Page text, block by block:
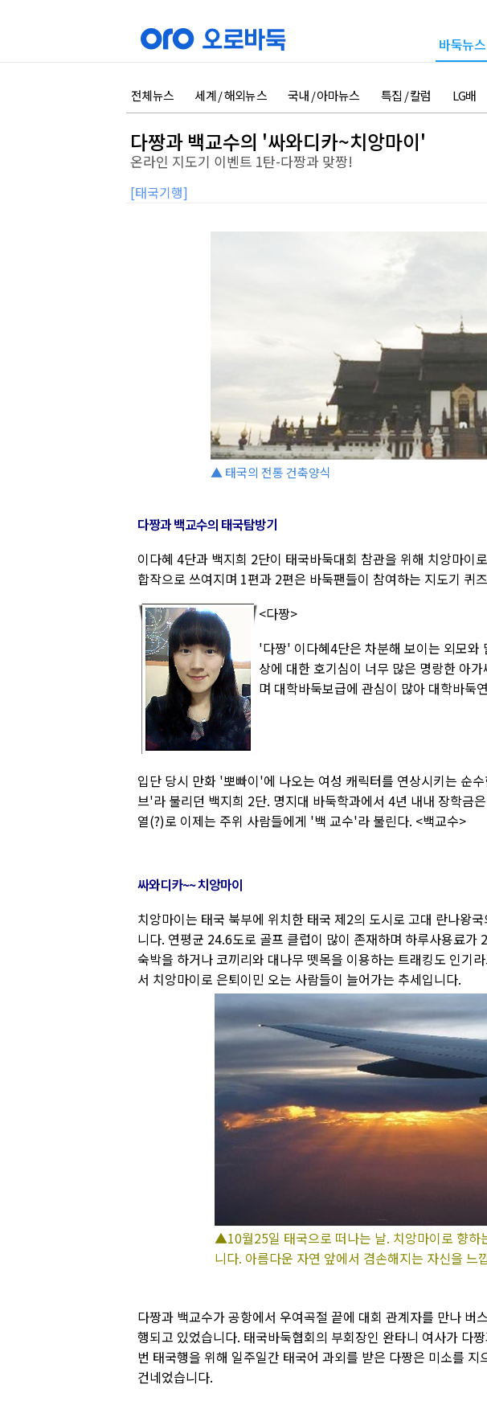
바둑뉴스
전체뉴스 세계 / 해외뉴스 국내 / 아마뉴스 특집 / 칼럼 LG배
다짱과 백교수의 '싸와디카~치앙마이'
온라인 지도기 이벤트 1탄-다짱과 맞짱!
[태국기행]
▲ 태국의 전통 건축양식
다짱과 백교수의 태국탐방기
이다혜 4단과 백지희 2단이 태국바둑대회 참관을 위해 치앙마이
합작으로 쓰여지며 1편과 2편은 바둑팬들이 참여하는 지도기 퀴
<다짱>
'다짱' 이다혜4단은 차분해 보이는 외모와
상에 대한 호기심이 너무 많은 명랑한 아
며 대학바둑보급에 관심이 많아 대학바둑
입단 당시 만화 '뽀빠이'에 나오는 여성 캐릭터를 연상시키는 순
브'라 불리던 백지희 2단. 명지대 바둑학과에서 4년 내내 장학금
열(?)로 이제는 주위 사람들에게 '백 교수'라 불린다. <백교수>
싸와디카~~ 치앙마이
치앙마이는 태국 북부에 위치한 태국 제2의 도시로 고대 란나왕
니다. 연평균 24.6도로 골프 클럽이 많이 존재하며 하루사용료가
숙박을 하거나 코끼리와 대나무 뗏목을 이용하는 트래킹도 인기
서 치앙마이로 은퇴이민 오는 사람들이 늘어가는 추세입니다.
▲10월25일 태국으로 떠나는 날. 치앙마이로 향하
니다. 아름다운 자연 앞에서 겸손해지는 자신을 느
다짱과 백교수가 공항에서 우여곡절 끝에 대회 관계자를 만나 버
행되고 있었습니다. 태국바둑협회의 부회장인 완타니 여사가 다
번 태국행을 위해 일주일간 태국어 과외를 받은 다짱은 미소를
건네었습니다.